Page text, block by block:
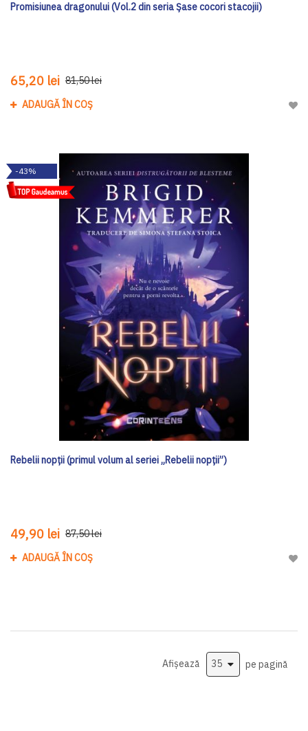
Promisiunea dragonului (Vol.2 din seria Șase cocori stacojii)
65,20 lei 81,50 lei
ADAUGĂ ÎN COȘ
-43%
Rebelii nopții (primul volum al seriei „Rebelii nopții”)
49,90 lei 87,50 lei
ADAUGĂ ÎN COȘ
Afișează pe pagină